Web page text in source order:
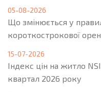
05-08-2026
Що змінюється у
короткострокової
15-07-2026
Індекс цін на житло
квартал 2026 року